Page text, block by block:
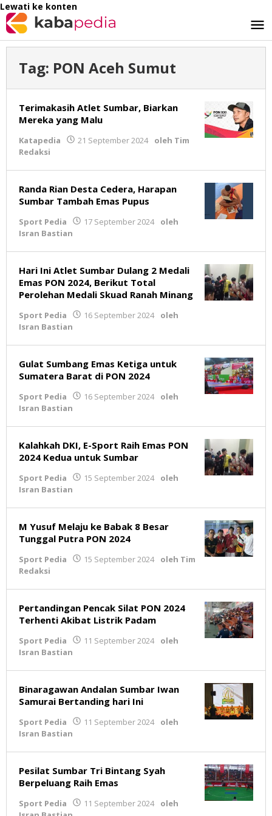
Lewati ke konten
Tag: PON Aceh Sumut
Terimakasih Atlet Sumbar, Biarkan
Mereka yang Malu
Katapedia 21 September 2024 oleh Tim
Redaksi
Randa Rian Desta Cedera, Harapan
Sumbar Tambah Emas Pupus
Sport Pedia 17 September 2024
oleh
Isran Bastian
Hari Ini Atlet Sumbar Dulang 2 Medali
Emas PON 2024, Berikut Total
Perolehan Medali Skuad Ranah Minang
Sport Pedia 16 September 2024
oleh
Isran Bastian
Gulat Sumbang Emas Ketiga untuk
Sumatera Barat di PON 2024
Sport Pedia 16 September 2024
oleh
Isran Bastian
Kalahkah DKI, E-Sport Raih Emas PON
2024 Kedua untuk Sumbar
Sport Pedia 15 September 2024
oleh
Isran Bastian
M Yusuf Melaju ke Babak 8 Besar
Tunggal Putra PON 2024
Sport Pedia 15 September 2024 oleh Tim
Redaksi
Pertandingan Pencak Silat PON 2024
Terhenti Akibat Listrik Padam
Sport Pedia 11 September 2024
oleh
Isran Bastian
Binaragawan Andalan Sumbar Iwan
Samurai Bertanding hari Ini
Sport Pedia 11 September 2024
oleh
Isran Bastian
Pesilat Sumbar Tri Bintang Syah
Berpeluang Raih Emas
Sport Pedia 11 September 2024
oleh